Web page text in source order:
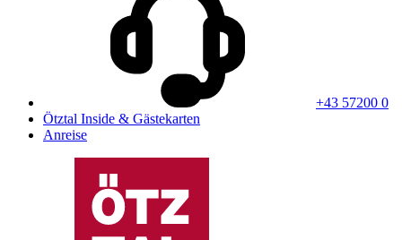
+43 57200 0
Ötztal Inside & Gästekarten
Anreise